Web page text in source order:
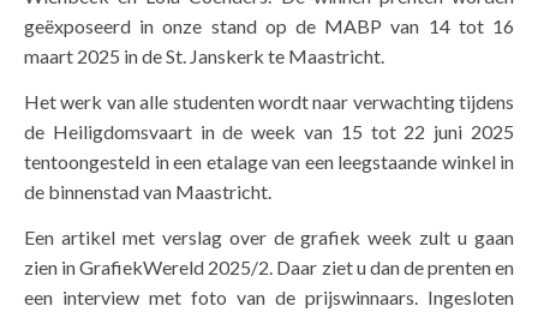
geëxposeerd in onze stand op de MABP van 14 tot 16
maart 2025 in de St. Janskerk te Maastricht.
Het werk van alle studenten wordt naar verwachting tijdens
de Heiligdomsvaart in de week van 15 tot 22 juni 2025
tentoongesteld in een etalage van een leegstaande winkel in
de binnenstad van Maastricht.
Een artikel met verslag over de grafiek week zult u gaan
zien in GrafiekWereld 2025/2. Daar ziet u dan de prenten en
een interview met foto van de prijswinnaars. Ingesloten